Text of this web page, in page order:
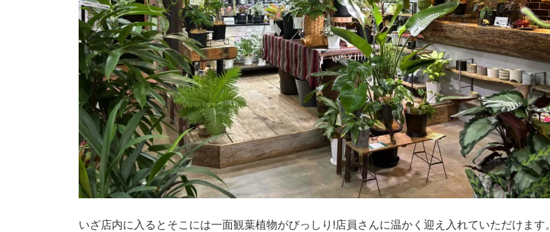
いざ店内に入るとそこには一面観葉植物がびっしり!店員さんに温かく迎え入れていただけます。